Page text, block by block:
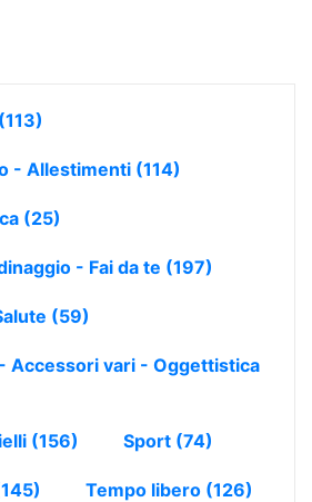
(113)
- Allestimenti (114)
(25)
- Fai da te (197)
(59)
Accessori vari - Oggettistica
(156) Sport (74)
Tempo libero (126)